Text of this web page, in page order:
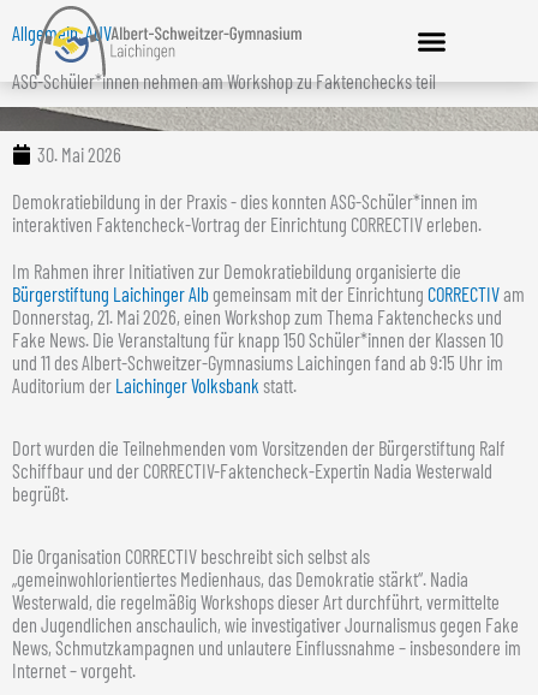
Inhalt
springen
Allgemein,AUV
ASG-Schüler*innen nehmen am Workshop zu Faktenchecks teil
30. Mai 2026
Demokratiebildung in der Praxis - dies konnten ASG-Schüler*innen im
interaktiven Faktencheck-Vortrag der Einrichtung CORRECTIV erleben.
Im Rahmen ihrer Initiativen zur Demokratiebildung organisierte die
Bürgerstiftung Laichinger Alb gemeinsam mit der Einrichtung CORRECTIVam
Donnerstag, 21. Mai 2026, einen Workshop zum Thema Faktenchecks und
Fake News. Die Veranstaltung für knapp 150 Schüler*innen der Klassen 10
und 11 des Albert-Schweitzer-Gymnasiums Laichingen fand ab 9:15 Uhr im
Auditorium der Laichinger Volksbank statt.
Dort wurden die Teilnehmenden vom Vorsitzenden der Bürgerstiftung Ralf
Schiffbaur und der CORRECTIV-Faktencheck-Expertin Nadia Westerwald
begrüßt.
Die Organisation CORRECTIV beschreibt sich selbst als
„gemeinwohlorientiertes Medienhaus, das Demokratie stärkt“. Nadia
Westerwald, die regelmäßig Workshops dieser Art durchführt, vermittelte
den Jugendlichen anschaulich, wie investigativer Journalismus gegen Fake
News, Schmutzkampagnen und unlautere Einflussnahme – insbesondere im
Internet – vorgeht.